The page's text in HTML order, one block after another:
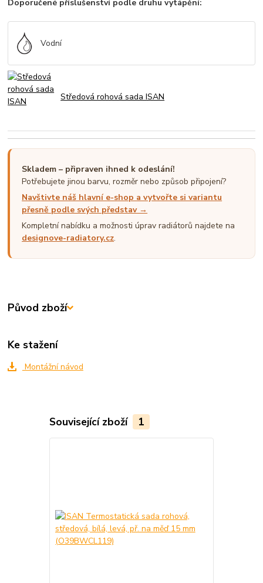
Doporučené příslušenství podle druhu vytápění:
Vodní
Středová rohová sada ISAN
Skladem – připraven ihned k odeslání!
Potřebujete jinou barvu, rozměr nebo způsob připojení?
Navštivte náš hlavní e-shop a vytvořte si variantu
přesně podle svých představ →
Kompletní nabídku a možnosti úprav radiátorů najdete na
designove-radiatory.cz.
Původ zboží
Ke stažení
Montážní návod
Související zboží 1